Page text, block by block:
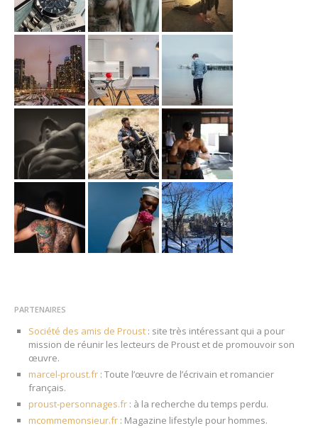
PARTENAIRES
Société des amis de Proust: site très intéressant qui a pour
mission de réunir les lecteurs de Proust et de promouvoir son
œuvre.
marcel-proust.fr: Toute l’œuvre de l’écrivain et romancier
français.
proust-personnages.fr: à la recherche du temps perdu.
mcommemonsieur.fr: Magazine lifestyle pour hommes.